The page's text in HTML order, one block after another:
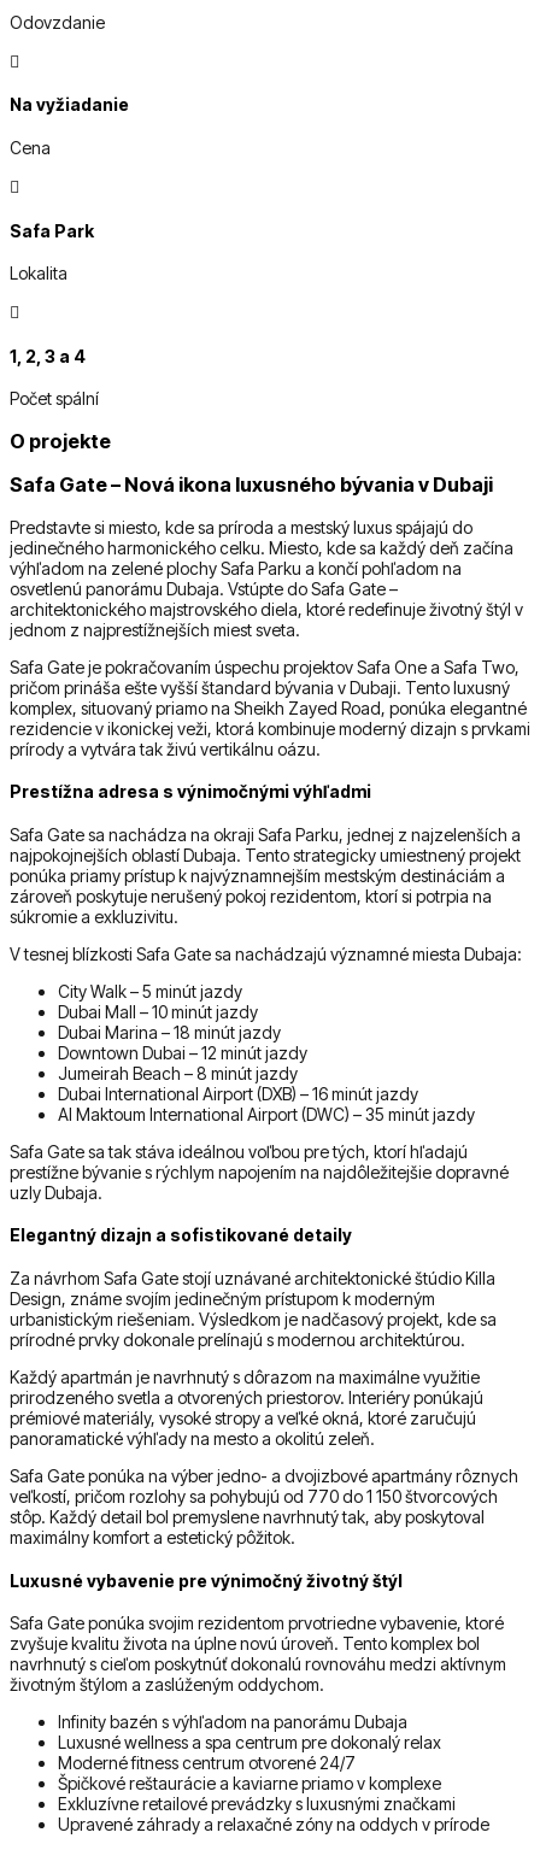
Odovzdanie

Na vyžiadanie
Cena

Safa Park
Lokalita

1, 2, 3 a 4
Počet spální
O projekte
Safa Gate – Nová ikona luxusného bývania v Dubaji
Predstavte si miesto, kde sa príroda a mestský luxus spájajú do
jedinečného harmonického celku. Miesto, kde sa každý deň začína
výhľadom na zelené plochy Safa Parku a končí pohľadom na
osvetlenú panorámu Dubaja. Vstúpte do Safa Gate –
architektonického majstrovského diela, ktoré redefinuje životný štýl v
jednom z najprestížnejších miest sveta.
Safa Gate je pokračovaním úspechu projektov Safa One a Safa Two,
pričom prináša ešte vyšší štandard bývania v Dubaji. Tento luxusný
komplex, situovaný priamo na Sheikh Zayed Road, ponúka elegantné
rezidencie v ikonickej veži, ktorá kombinuje moderný dizajn s prvkami
prírody a vytvára tak živú vertikálnu oázu.
Prestížna adresa s výnimočnými výhľadmi
Safa Gate sa nachádza na okraji Safa Parku, jednej z najzelenších a
najpokojnejších oblastí Dubaja. Tento strategicky umiestnený projekt
ponúka priamy prístup k najvýznamnejším mestským destináciám a
zároveň poskytuje nerušený pokoj rezidentom, ktorí si potrpia na
súkromie a exkluzivitu.
V tesnej blízkosti Safa Gate sa nachádzajú významné miesta Dubaja:
City Walk – 5 minút jazdy
Dubai Mall – 10 minút jazdy
Dubai Marina – 18 minút jazdy
Downtown Dubai – 12 minút jazdy
Jumeirah Beach – 8 minút jazdy
Dubai International Airport (DXB) – 16 minút jazdy
Al Maktoum International Airport (DWC) – 35 minút jazdy
Safa Gate sa tak stáva ideálnou voľbou pre tých, ktorí hľadajú
prestížne bývanie s rýchlym napojením na najdôležitejšie dopravné
uzly Dubaja.
Elegantný dizajn a sofistikované detaily
Za návrhom Safa Gate stojí uznávané architektonické štúdio Killa
Design, známe svojím jedinečným prístupom k moderným
urbanistickým riešeniam. Výsledkom je nadčasový projekt, kde sa
prírodné prvky dokonale prelínajú s modernou architektúrou.
Každý apartmán je navrhnutý s dôrazom na maximálne využitie
prirodzeného svetla a otvorených priestorov. Interiéry ponúkajú
prémiové materiály, vysoké stropy a veľké okná, ktoré zaručujú
panoramatické výhľady na mesto a okolitú zeleň.
Safa Gate ponúka na výber jedno- a dvojizbové apartmány rôznych
veľkostí, pričom rozlohy sa pohybujú od 770 do 1 150 štvorcových
stôp. Každý detail bol premyslene navrhnutý tak, aby poskytoval
maximálny komfort a estetický pôžitok.
Luxusné vybavenie pre výnimočný životný štýl
Safa Gate ponúka svojim rezidentom prvotriedne vybavenie, ktoré
zvyšuje kvalitu života na úplne novú úroveň. Tento komplex bol
navrhnutý s cieľom poskytnúť dokonalú rovnováhu medzi aktívnym
životným štýlom a zaslúženým oddychom.
Infinity bazén s výhľadom na panorámu Dubaja
Luxusné wellness a spa centrum pre dokonalý relax
Moderné fitness centrum otvorené 24/7
Špičkové reštaurácie a kaviarne priamo v komplexe
Exkluzívne retailové prevádzky s luxusnými značkami
Upravené záhrady a relaxačné zóny na oddych v prírode